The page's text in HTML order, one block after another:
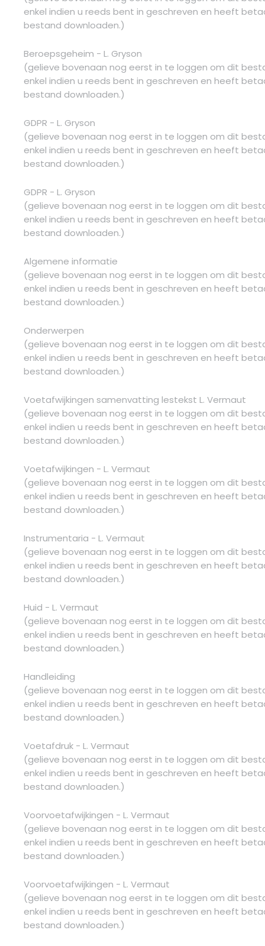
enkel indien u reeds bent in geschreven en heeft
bestand downloaden.)
Beroepsgeheim - L. Gryson
(gelieve bovenaan nog eerst in te loggen om dit
enkel indien u reeds bent in geschreven en heeft
bestand downloaden.)
GDPR - L. Gryson
(gelieve bovenaan nog eerst in te loggen om dit
enkel indien u reeds bent in geschreven en heeft
bestand downloaden.)
GDPR - L. Gryson
(gelieve bovenaan nog eerst in te loggen om dit
enkel indien u reeds bent in geschreven en heeft
bestand downloaden.)
Algemene informatie
(gelieve bovenaan nog eerst in te loggen om dit
enkel indien u reeds bent in geschreven en heeft
bestand downloaden.)
Onderwerpen
(gelieve bovenaan nog eerst in te loggen om dit
enkel indien u reeds bent in geschreven en heeft
bestand downloaden.)
Voetafwijkingen samenvatting lestekst L. Vermaut
(gelieve bovenaan nog eerst in te loggen om dit
enkel indien u reeds bent in geschreven en heeft
bestand downloaden.)
Voetafwijkingen - L. Vermaut
(gelieve bovenaan nog eerst in te loggen om dit
enkel indien u reeds bent in geschreven en heeft
bestand downloaden.)
Instrumentaria - L. Vermaut
(gelieve bovenaan nog eerst in te loggen om dit
enkel indien u reeds bent in geschreven en heeft
bestand downloaden.)
Huid - L. Vermaut
(gelieve bovenaan nog eerst in te loggen om dit
enkel indien u reeds bent in geschreven en heeft
bestand downloaden.)
Handleiding
(gelieve bovenaan nog eerst in te loggen om dit
enkel indien u reeds bent in geschreven en heeft
bestand downloaden.)
Voetafdruk - L. Vermaut
(gelieve bovenaan nog eerst in te loggen om dit
enkel indien u reeds bent in geschreven en heeft
bestand downloaden.)
Voorvoetafwijkingen - L. Vermaut
(gelieve bovenaan nog eerst in te loggen om dit
enkel indien u reeds bent in geschreven en heeft
bestand downloaden.)
Voorvoetafwijkingen - L. Vermaut
(gelieve bovenaan nog eerst in te loggen om dit
enkel indien u reeds bent in geschreven en heeft
bestand downloaden.)